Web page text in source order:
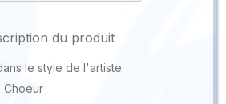
du produit
le style de l'artiste
Choeur